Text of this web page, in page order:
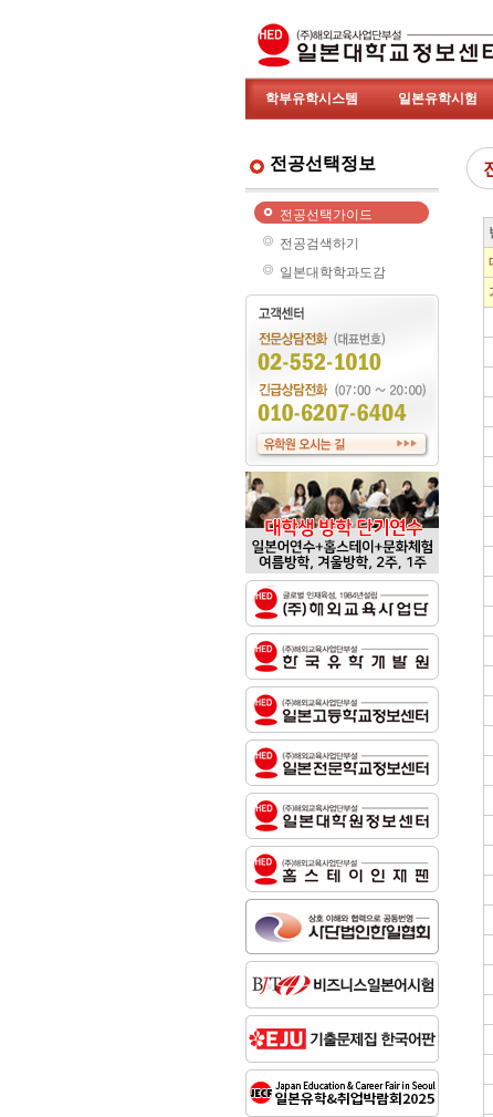
학부유학시스템 일본유학시험
전공선택정보
전공선택가이드
전공검색하기
일본대학학과도감